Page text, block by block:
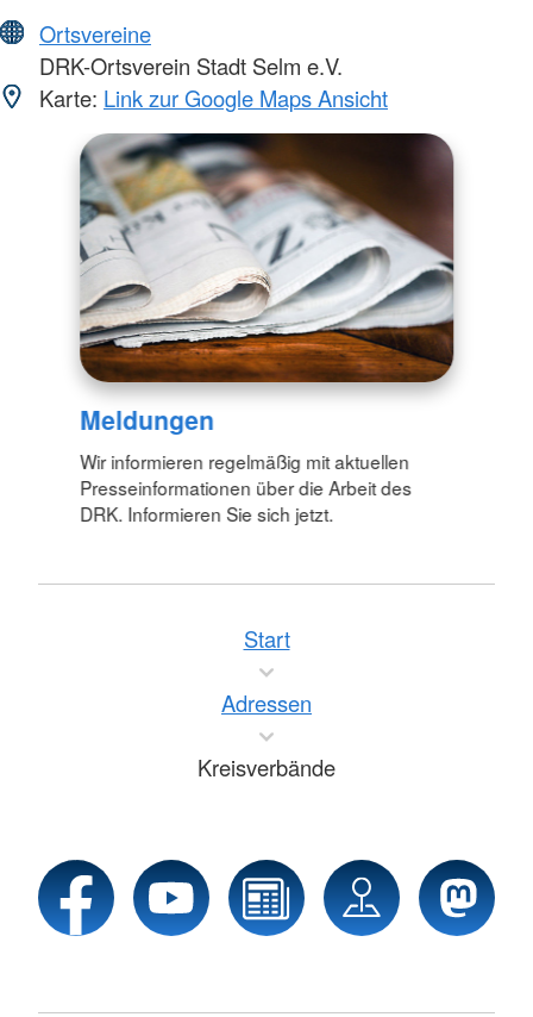
Ortsvereine
DRK-Ortsverein Stadt Selm e.V.
Karte: Link zur Google Maps Ansicht
Meldungen
Wir informieren regelmäßig mit aktuellen
Presseinformationen über die Arbeit des
DRK. Informieren Sie sich jetzt.
Start
Adressen
Kreisverbände